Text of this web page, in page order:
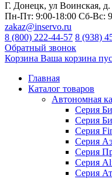
Г. Донецк, ул Воинская,
Пн-Пт: 9:00-18:00 Сб-Вс:
zakaz@inservo.ru
8 (800) 222-44-57 8 (938)
Обратный звонок
Корзина Ваша корзина
Главная
Каталог товаров
Автономная
Серия
Серия
Серия
Серия
Серия
Серия
Серия